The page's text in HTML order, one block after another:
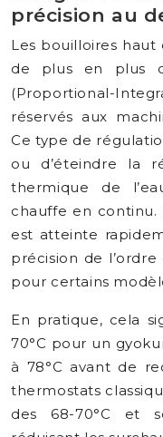
précision au
Les bouilloires
de plus en plus
(Proportional-
réservés aux
Ce type de
ou d’éteindre la
thermique de
chauffe en
est atteinte
précision de
pour certains
En pratique, cela
70°C pour un
à 78°C avant de
thermostats
des 68-70°C et